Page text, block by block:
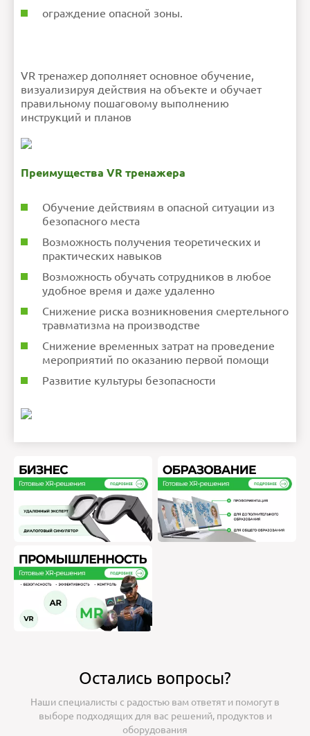
ограждение опасной зоны.
VR тренажер дополняет основное обучение,
визуализируя действия на объекте и обучает
правильному пошаговому выполнению
инструкций и планов
Преимущества VR тренажера
Обучение действиям в опасной ситуации из
безопасного места
Возможность получения теоретических и
практических навыков
Возможность обучать сотрудников в любое
удобное время и даже удаленно
Снижение риска возникновения смертельного
травматизма на производстве
Снижение временных затрат на проведение
мероприятий по оказанию первой помощи
Развитие культуры безопасности
Остались вопросы?
Наши специалисты с радостью вам ответят и помогут в
выборе подходящих для вас решений, продуктов и
оборудования